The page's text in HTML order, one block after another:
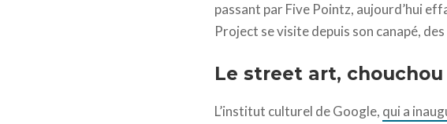
passant par Five Pointz, aujourd’hui
Project se visite depuis son canapé,
Le street art,
L’institut culturel de Google, qui a